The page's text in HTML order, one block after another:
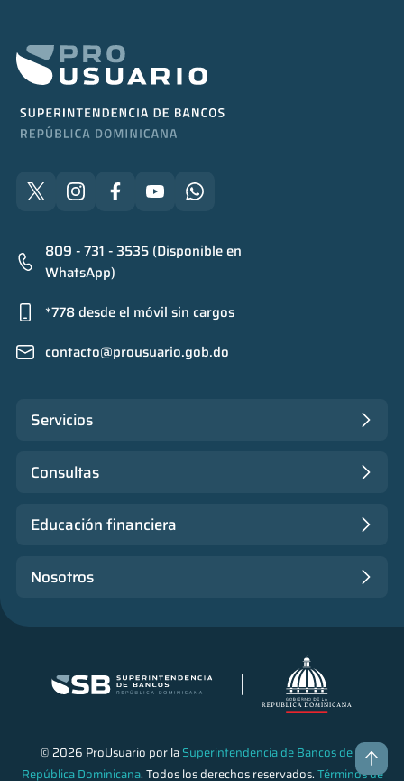
© 2026 ProUsuario por laSuperintendencia de Bancos de la
República Dominicana. Todos los derechos reservados.Términos de
809 - 731 - 3535 (Disponible en
WhatsApp)
*778 desde el móvil sin cargos
contacto@prousuario.gob.do
Servicios
Consultas
Educación financiera
Nosotros